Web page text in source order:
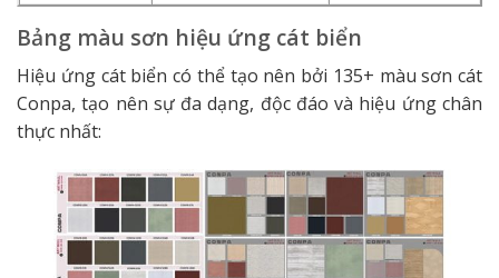
Bảng màu sơn hiệu ứng cát biển
Hiệu ứng cát biển có thể tạo nên bởi 135+ màu sơn cát
Conpa, tạo nên sự đa dạng, độc đáo và hiệu ứng chân
thực nhất: